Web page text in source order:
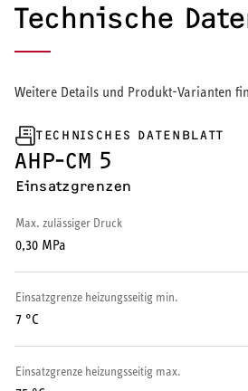
Technische
Weitere Details und Produkt-Varianten
TECHNISCHES DATENBLATT
AHP-CM 5
Einsatzgrenzen
Max. zulässiger Druck
0,30 MPa
Einsatzgrenze heizungsseitig min.
7 °C
Einsatzgrenze heizungsseitig max.